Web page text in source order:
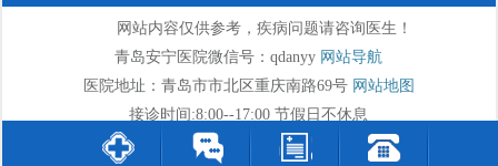
网站内容仅供参考，疾病问题请咨询医生！
青岛安宁医院微信号：qdanyy 网站导航
医院地址：青岛市市北区重庆南路69号 网站地图
接诊时间:8:00--17:00 节假日不休息